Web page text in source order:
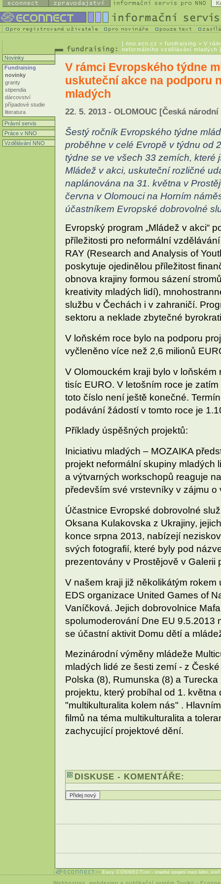
[ nno.ecn.cz > fundraising > V
neformálního vzdělávání mladých ]
Novinky
Fundraising
novinky
granty
stipendia
dárcovství
případové studie
literatura
Právní servis
Práce v NNO
Vzdělávání NNO
V rámci Evropského týdne
uskuteční akce na podporu
mladých
22. 5. 2013 - OLOMOUC [Česká
Šestý ročník Evropského týdne
proběhne v celé Evropě v týdnu od
týdne se ve všech 33 zemích, které
Mládež v akci, uskuteční rozličné
naplánována na 31. května v
června v Olomouci na Horním
účastníkem Evropské dobrovolné
Evropský program „Mládež v akci“
příležitosti pro neformální
RAY (Research and Analysis of
poskytuje ojedinělou příležitost
obnova krajiny formou sázení
kreativity mladých lidí),
službu v Čechách i v zahraničí.
sektoru a neklade zbytečné
V loňském roce bylo na podporu
vyčleněno více než 2,6 milionů
V Olomouckém kraji bylo v
tisíc EURO. V letošním roce je
toto číslo není ještě konečné.
podávání žádostí v tomto roce je
Příklady úspěšných projektů:
Iniciativu mladých – MOZAIKA
projekt neformální skupiny mladých
a výtvarných workschopů reaguje
především své vrstevníky v zájmu o
Účastnice Evropské dobrovolné
Oksana Kulakovska z Ukrajiny,
konce srpna 2013, nabízejí
svých fotografií, které byly pod
prezentovány v Prostějově v Galerii
V našem kraji již několikátým
EDS organizace United Games of
Vaníčková. Jejich dobrovolnice
spolumoderování Dne EU 9.5.2013
se účastní aktivit Domu dětí a
Mezinárodní výměny mládeže
mladých lidé ze šesti zemí - z
Polska (8), Rumunska (8) a
projektu, který probíhal od 1.
"multikulturalita kolem nás" .
filmů na téma multikulturalita a
zachycující projektové dění.
DISKUSE - KOMENTÁŘE:
Easy CONNECTion - snadné spojení mezi lidmi,
Webhosting webdesign a publikační systém Toolkit -